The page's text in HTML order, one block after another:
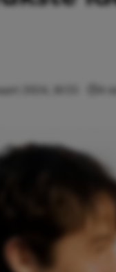
2024, 16:55